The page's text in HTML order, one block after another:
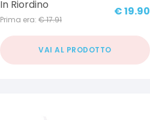
In Riordino
Prima era: €17.91
€19.90
VAI AL PRODOTTO